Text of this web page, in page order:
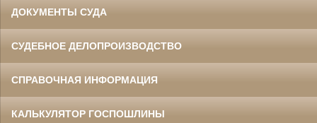
ДОКУМЕНТЫ СУДА
СУДЕБНОЕ ДЕЛОПРОИЗВОДСТВО
СПРАВОЧНАЯ ИНФОРМАЦИЯ
КАЛЬКУЛЯТОР ГОСПОШЛИНЫ